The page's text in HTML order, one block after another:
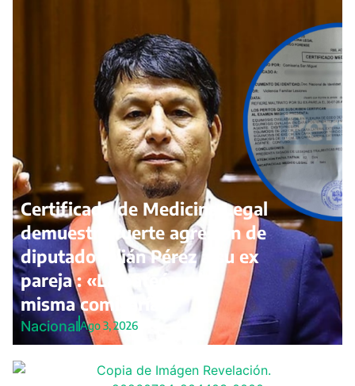
Certificado de Medicina Legal
demuestra fuerte agresión de
diputado Julián Pérez a su ex
pareja : «La pateó en la
misma comisaría»
NacionalAgo 3, 2026